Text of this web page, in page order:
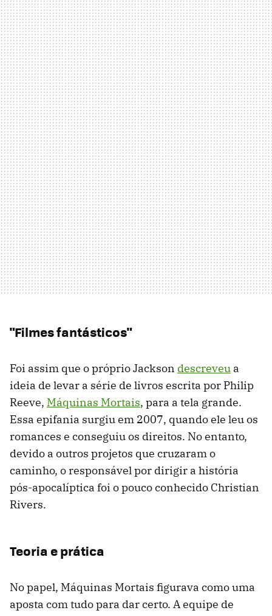
"Filmes fantásticos"
Foi assim que o próprio Jackson descreveu a
ideia de levar a série de livros escrita por Philip
Reeve, Máquinas Mortais, para a tela grande.
Essa epifania surgiu em 2007, quando ele leu os
romances e conseguiu os direitos. No entanto,
devido a outros projetos que cruzaram o
caminho, o responsável por dirigir a história
pós-apocalíptica foi o pouco conhecido Christian
Rivers.
Teoria e prática
No papel, Máquinas Mortais figurava como uma
aposta com tudo para dar certo. A equipe de